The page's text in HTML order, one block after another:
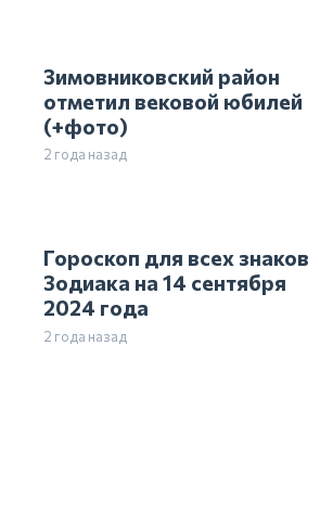
Зимовниковский район
отметил вековой юбилей
(+фото)
2 года назад
Гороскоп для всех знаков
Зодиака на 14 сентября
2024 года
2 года назад